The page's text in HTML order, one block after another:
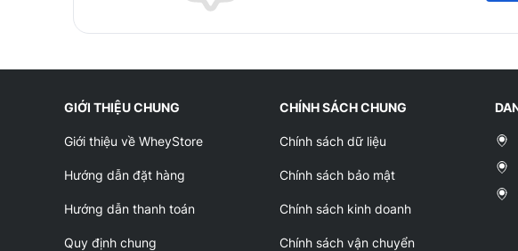
GIỚI THIỆU CHUNG
Giới thiệu về WheyStore
Hướng dẫn đặt hàng
Hướng dẫn thanh toán
Quy định chung
CHÍNH SÁCH CHUNG
Chính sách dữ liệu
Chính sách bảo mật
Chính sách kinh doanh
Chính sách vận chuyển